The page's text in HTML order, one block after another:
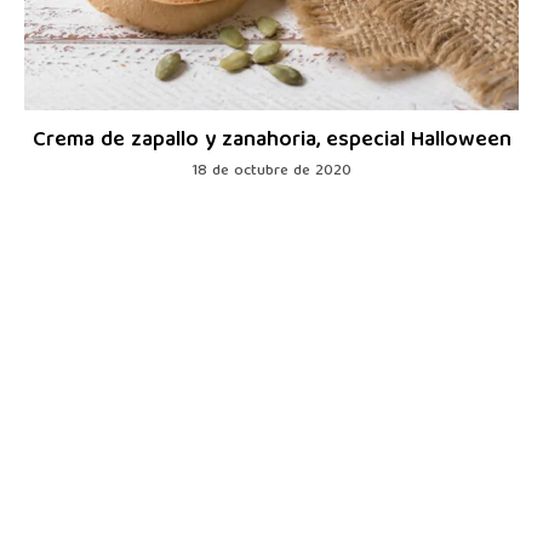
Crema de zapallo y zanahoria, especial Halloween
18 de octubre de 2020